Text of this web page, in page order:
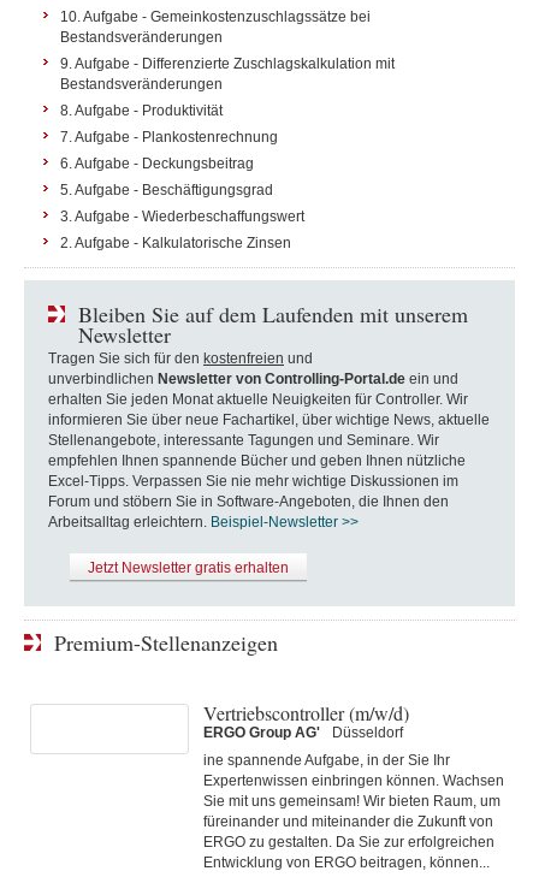
10. Aufgabe - Gemeinkostenzuschlagssätze bei
Bestandsveränderungen
9. Aufgabe - Differenzierte Zuschlagskalkulation mit
Bestandsveränderungen
8. Aufgabe - Produktivität
7. Aufgabe - Plankostenrechnung
6. Aufgabe - Deckungsbeitrag
5. Aufgabe - Beschäftigungsgrad
3. Aufgabe - Wiederbeschaffungswert
2. Aufgabe - Kalkulatorische Zinsen
Bleiben Sie auf dem Laufenden mit unserem
Newsletter
Tragen Sie sich für den kostenfreien und
unverbindlichen Newsletter von Controlling-Portal.de ein und
erhalten Sie jeden Monat aktuelle Neuigkeiten für Controller. Wir
informieren Sie über neue Fachartikel, über wichtige News, aktuelle
Stellenangebote, interessante Tagungen und Seminare. Wir
empfehlen Ihnen spannende Bücher und geben Ihnen nützliche
Excel-Tipps. Verpassen Sie nie mehr wichtige Diskussionen im
Forum und stöbern Sie in Software-Angeboten, die Ihnen den
Arbeitsalltag erleichtern. Beispiel-Newsletter >>
Jetzt Newsletter gratis erhalten
Premium-Stellenanzeigen
Vertriebscontroller (m/w/d)
ERGO Group AG'
Düsseldorf
ine spannende Aufgabe, in der Sie Ihr
Expertenwissen einbringen können. Wachsen
Sie mit uns gemeinsam! Wir bieten Raum, um
füreinander und miteinander die Zukunft von
ERGO zu gestalten. Da Sie zur erfolgreichen
Entwicklung von ERGO beitragen, können...